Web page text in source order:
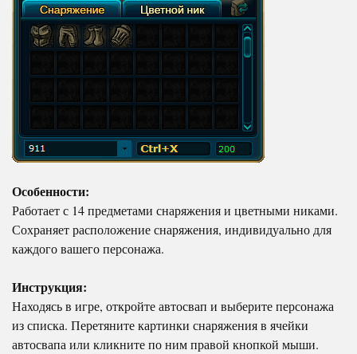
Особенности:
Работает с 14 предметами снаряжения и цветными никами.
Сохраняет расположение снаряжения, индивидуально для
каждого вашего персонажа.
Инструкция:
Находясь в игре, откройте автосвап и выберите персонажа
из списка. Перетяните картинки снаряжения в ячейки
автосвапа или кликните по ним правой кнопкой мыши.